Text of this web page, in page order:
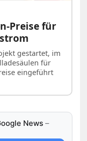
Preise für
gestartet, im
für
eingeführt
News –